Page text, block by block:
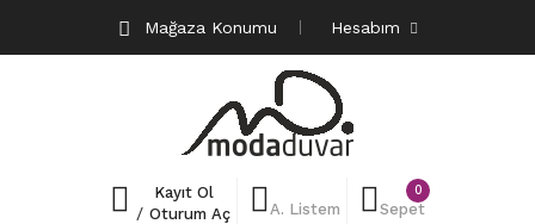
Mağaza Konumu Hesabım
Kayıt Ol
/ Oturum Aç A. Listem
0
Sepet